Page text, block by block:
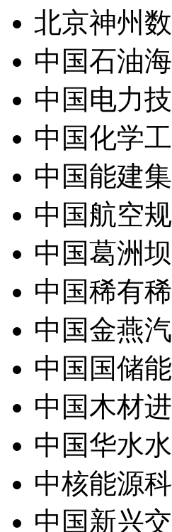
北京神州
中国石油
中国电力
中国化学
中国能建
中国航空
中国葛洲
中国稀有
中国金燕
中国国储
中国木材
中国华水
中核能源
中国新兴